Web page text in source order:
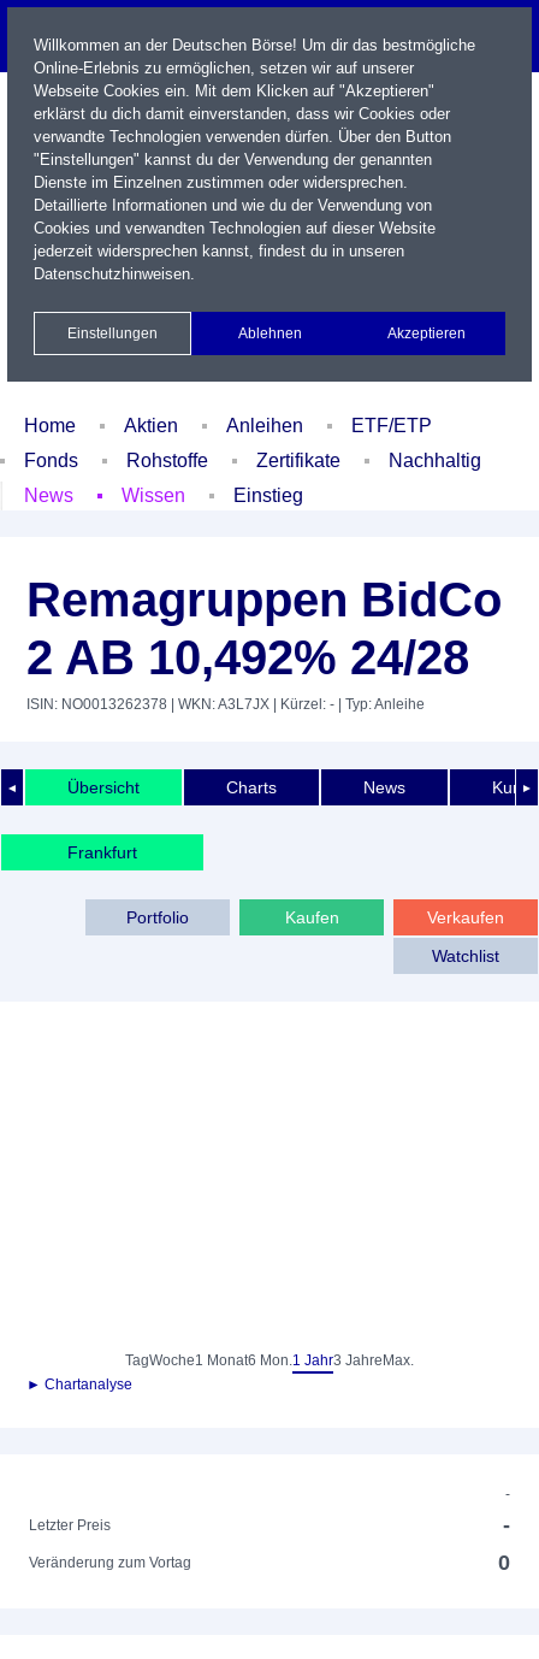
Name / WKN / ISIN / Kürzel
Xetra Realtime
Watchlist Portfolio Login
Home Aktien Anleihen
ETF/ETP
Fonds
Rohstoffe Zertifikate
Nachhaltig
News
Wissen Einstieg
Remagruppen BidCo
2 AB 10,492% 24/28
ISIN: NO0013262378 | WKN: A3L7JX | Kürzel: - | Typ: Anleihe
◄ ►
Übersicht Charts News
Frankfurt
Verkaufen
Kaufen
Portfolio
Watchlist
TagWoche1 Monat6 Mon.1 Jahr3 Jahre Max.
► Chartanalyse
-
Letzter Preis
-
Veränderung zum Vortag 0
Willkommen an der Deutschen Börse! Um dir das bestmögliche
Online-Erlebnis zu ermöglichen, setzen wir auf unserer
Webseite Cookies ein. Mit dem Klicken auf "Akzeptieren"
erklärst du dich damit einverstanden, dass wir Cookies oder
verwandte Technologien verwenden dürfen. Über den Button
"Einstellungen" kannst du der Verwendung der genannten
Dienste im Einzelnen zustimmen oder widersprechen.
Detaillierte Informationen und wie du der Verwendung von
Cookies und verwandten Technologien auf dieser Website
jederzeit widersprechen kannst, findest du in unseren
Datenschutzhinweisen.
Einstellungen Ablehnen Akzeptieren